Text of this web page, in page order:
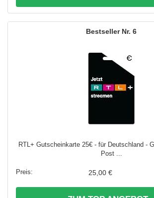
6
RTL+ Gutscheinkarte 25€ - für Deutschland -
Post ...
25,00 €